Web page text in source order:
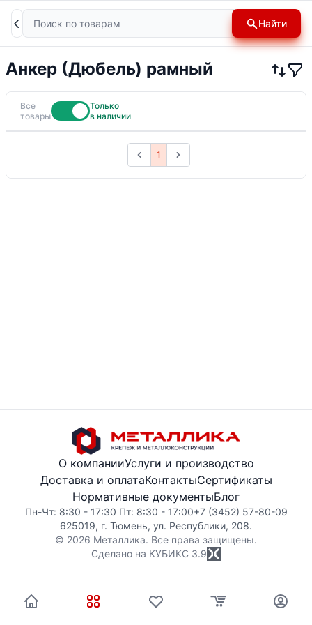
Поиск Найти
Анкер (Дюбель) рамный
Все
товары
Только
в наличии
1
О компанииУслуги и производство
Доставка и оплатаКонтактыСертификаты
Нормативные документыБлог
Пн-Чт: 8:30 - 17:30 Пт: 8:30 - 17:00+7 (3452) 57-80-09
625019, г. Тюмень, ул. Республики, 208.
© 2026 Металлика. Все права защищены.
Сделано на КУБИКС 3.9